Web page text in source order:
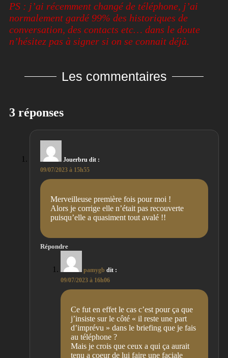
PS : j’ai récemment changé de téléphone, j’ai
normalement gardé 99% des historiques de
conversation, des contacts etc… dans le doute
n’hésitez pas à signer si on se connait déjà.
Les commentaires
3 réponses
Jouerbru dit :
09/07/2023 à 15h55
Merveilleuse première fois pour moi !
Alors je corrige elle n’était pas recouverte
puisqu’elle a quasiment tout avalé !!
Répondre
pamygb dit :
09/07/2023 à 16h06
Ce fut en effet le cas c’est pour ça que
j’insiste sur le côté « il reste une part
d’imprévu » dans le briefing que je fais
au téléphone ?
Mais je crois que ceux a qui ça aurait
tenu a coeur de lui faire une faciale